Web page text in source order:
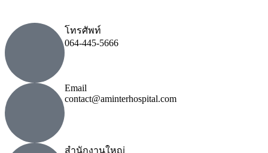
โทรศัพท์
064-445-5666
Email
contact@aminterhospital.com
สำนักงานใหญ่